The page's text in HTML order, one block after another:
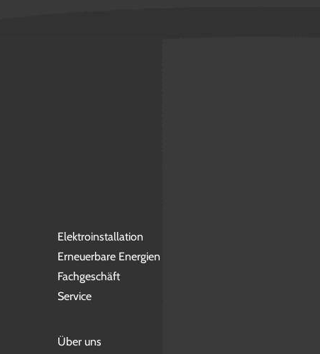
Elektroinstallation
Erneuerbare Energien
Fachgeschäft
Service
Über uns